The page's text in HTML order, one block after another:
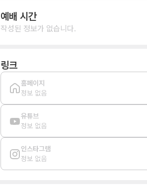
예배 시간
작성된 정보가 없습니다.
링크
홈페이지
정보 없음
유튜브
정보 없음
인스타그램
정보 없음